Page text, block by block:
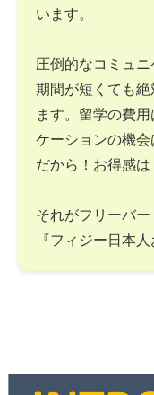
います。
圧倒的なコミュ
期間が短くても
ます。留学の費
ケーションの機会
だから！お得感は
それがフリーバ
『フィジー日本